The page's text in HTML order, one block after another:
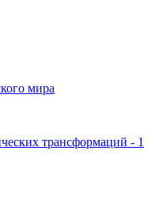
мира
трансформаций - 1